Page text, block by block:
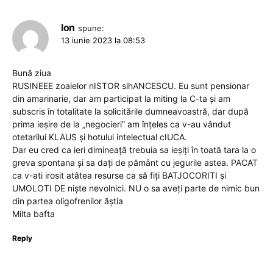
Ion spune:
13 iunie 2023 la 08:53
Bună ziua
RUSINEEE zoaielor nISTOR sihANCESCU. Eu sunt pensionar
din amarinarie, dar am participat la miting la C-ta și am
subscris în totalitate la solicitările dumneavoastră, dar după
prima ieșire de la „negocieri” am înțeles ca v-au vândut
otetarilui KLAUS și hotului intelectual cIUCA.
Dar eu cred ca ieri dimineață trebuia sa ieșiți în toată tara la o
greva spontana și sa dați de pământ cu jegurile astea. PACAT
ca v-ati irosit atâtea resurse ca să fiți BATJOCORITI și
UMOLOTI DE niște nevolnici. NU o sa aveți parte de nimic bun
din partea oligofrenilor ăștia
Milta bafta
Reply